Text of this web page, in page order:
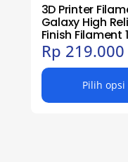
3D Printer
Galaxy High
Finish Filament
Rp 219.000
Pilih opsi